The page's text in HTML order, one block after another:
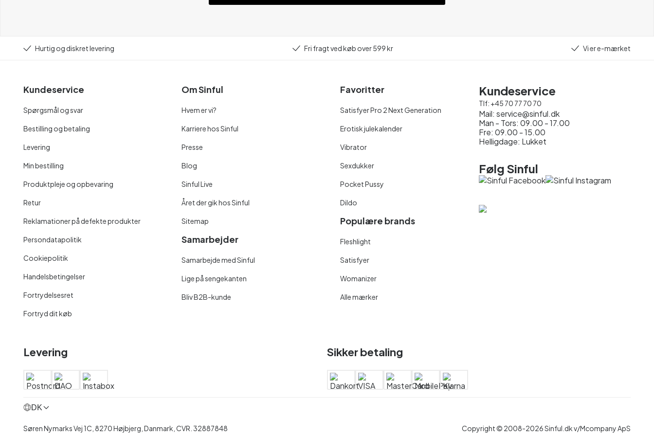
Hurtig og diskret levering Fri fragt ved køb over 599 kr Vi er e-mærket
Kundeservice
Spørgsmål og svar
Bestilling og betaling
Levering
Min bestilling
Produktpleje og opbevaring
Retur
Reklamationer på defekte produkter
Persondatapolitik
Cookiepolitik
Handelsbetingelser
Fortrydelsesret
Fortryd dit køb
Om Sinful
Hvem er vi?
Karriere hos Sinful
Presse
Blog
Sinful Live
Året der gik hos Sinful
Sitemap
Samarbejder
Samarbejde med Sinful
Lige på sengekanten
Bliv B2B-kunde
Favoritter
Satisfyer Pro 2 Next Generation
Erotisk julekalender
Vibrator
Sexdukker
Pocket Pussy
Dildo
Populære brands
Fleshlight
Satisfyer
Womanizer
Alle mærker
Kundeservice
Tlf: +45 70 77 70 70
Mail: service@sinful.dk
Man - Tors: 09.00 - 17.00
Fre: 09.00 - 15.00
Helligdage: Lukket
Følg Sinful
Levering Sikker betaling
DK
Søren Nymarks Vej 1C, 8270 Højbjerg, Danmark, CVR. 32887848 Copyright © 2008-2026 Sinful.dk v/Mcompany ApS